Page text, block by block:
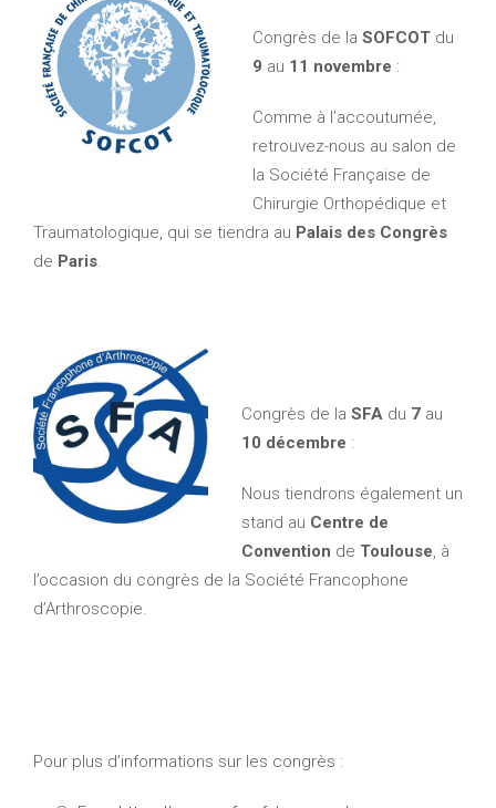
Congrès de la SOFCOT du
9 au 11 novembre :
Comme à l’accoutumée,
retrouvez-nous au salon de
la Société Française de
Chirurgie Orthopédique et
Traumatologique, qui se tiendra au Palais des Congrès
de Paris.
Congrès de la SFA du 7 au
10 décembre :
Nous tiendrons également un
stand au Centre de
Convention de Toulouse, à
l’occasion du congrès de la Société Francophone
d’Arthroscopie.
Pour plus d’informations sur les congrès :